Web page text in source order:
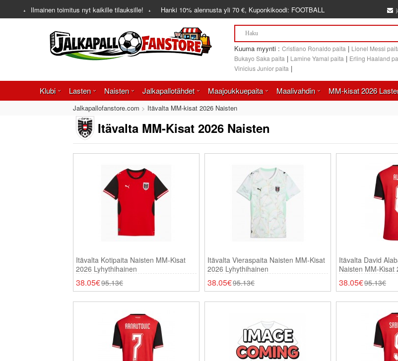
Ilmainen toimitus nyt kaikille tilauksille! Hanki 10% alennusta yli 70 €, Kuponkikoodi: FOOTBALL
Kuuma myynti : Cristiano Ronaldo paita | Lionel Messi
Bukayo Saka paita | Lamine Yamal paita | Erling Haaland
Vinicius Junior paita |
Klubi Lasten Naisten Jalkapallotähdet Maajoukkuepaita Maalivahdin MM-kisat 2026
Jalkapallofanstore.com Itävalta MM-kisat 2026 Naisten
Itävalta MM-Kisat 2026 Naisten
Itävalta Kotipaita Naisten MM-Kisat
2026 Lyhythihainen
38.05€95.13€
Itävalta Vieraspaita Naisten MM-Kisat
2026 Lyhythihainen
38.05€95.13€
Itävalta David
Naisten MM-Kisat
38.05€95.13€